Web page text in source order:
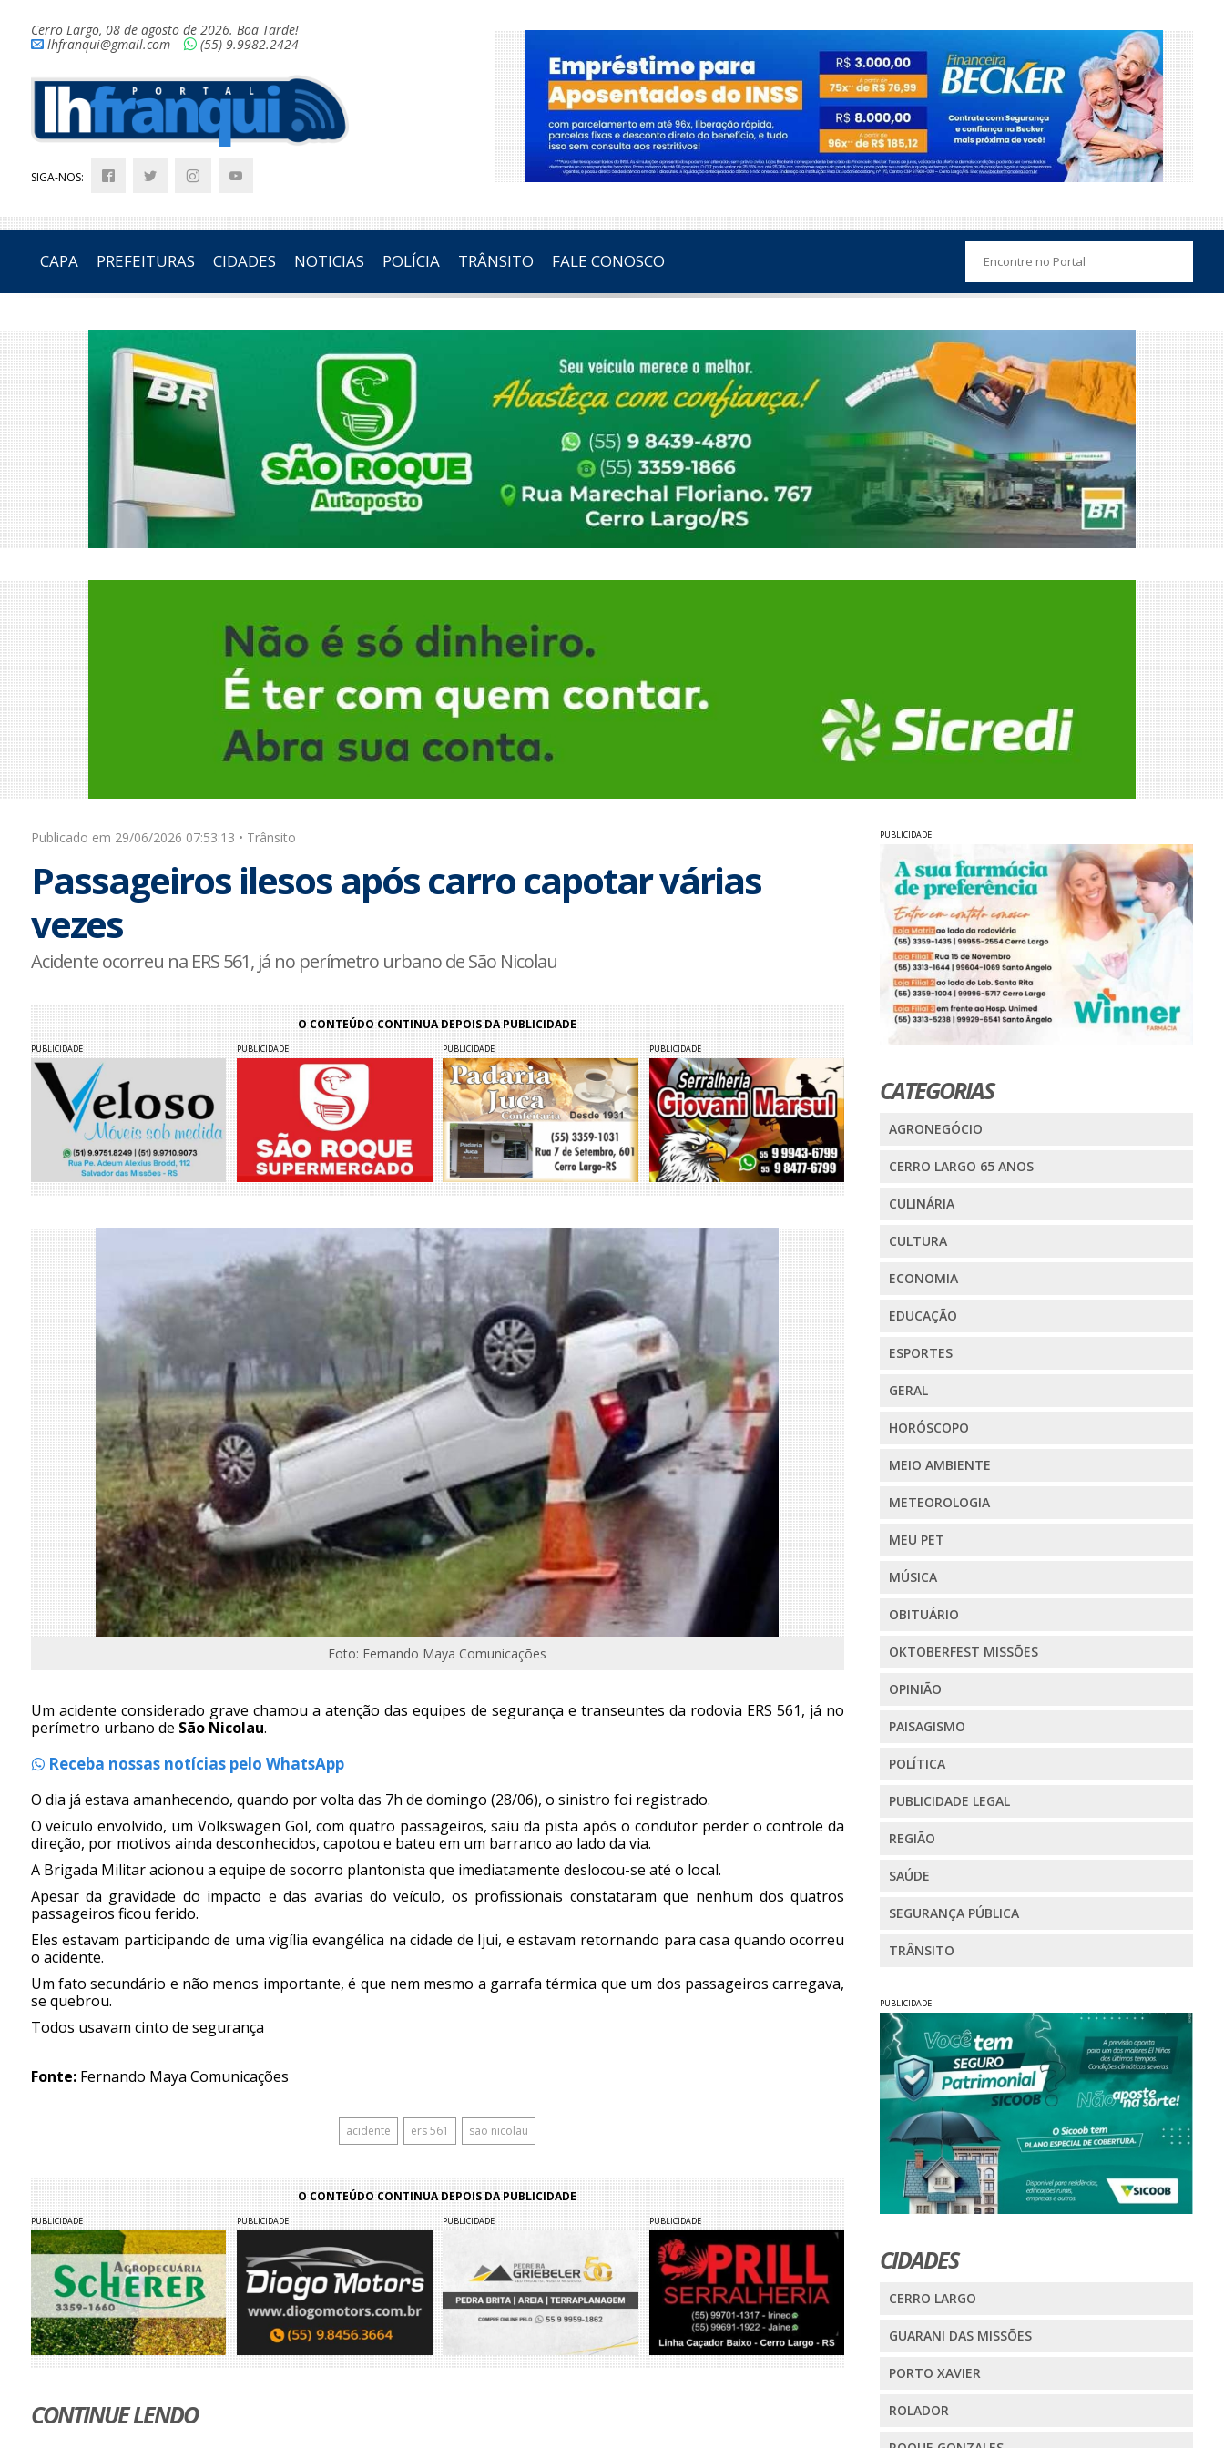
Cerro Largo, 08 de agosto de 2026. Boa Tarde!
lhfranqui@gmail.com
(55) 9.9982.2424
SIGA-NOS:
CAPA PREFEITURAS CIDADES NOTICIAS POLÍCIA TRÂNSITO FALE CONOSCO
Publicado em 29/06/2026 07:53:13 • Trânsito
Passageiros ilesos após carro capotar várias
vezes
Acidente ocorreu na ERS 561, já no perímetro urbano de São Nicolau
O CONTEÚDO CONTINUA DEPOIS DA PUBLICIDADE
PUBLICIDADE PUBLICIDADE PUBLICIDADE PUBLICIDADE
Foto: Fernando Maya Comunicações
Um acidente considerado grave chamou a atenção das equipes de segurança e transeuntes da rodovia ERS 561, já no
perímetro urbano de São Nicolau.
Receba nossas notícias pelo WhatsApp
O dia já estava amanhecendo, quando por volta das 7h de domingo (28/06), o sinistro foi registrado.
O veículo envolvido, um Volkswagen Gol, com quatro passageiros, saiu da pista após o condutor perder o controle da
direção, por motivos ainda desconhecidos, capotou e bateu em um barranco ao lado da via.
A Brigada Militar acionou a equipe de socorro plantonista que imediatamente deslocou-se até o local.
Apesar da gravidade do impacto e das avarias do veículo, os profissionais constataram que nenhum dos quatros
passageiros ficou ferido.
Eles estavam participando de uma vigília evangélica na cidade de Ijui, e estavam retornando para casa quando ocorreu
o acidente.
Um fato secundário e não menos importante, é que nem mesmo a garrafa térmica que um dos passageiros carregava,
se quebrou.
Todos usavam cinto de segurança
Fonte:Fernando Maya Comunicações
acidente ers 561 são nicolau
O CONTEÚDO CONTINUA DEPOIS DA PUBLICIDADE
PUBLICIDADE PUBLICIDADE PUBLICIDADE PUBLICIDADE
CONTINUE LENDO
PUBLICIDADE
CATEGORIAS
AGRONEGÓCIO
CERRO LARGO 65 ANOS
CULINÁRIA
CULTURA
ECONOMIA
EDUCAÇÃO
ESPORTES
GERAL
HORÓSCOPO
MEIO AMBIENTE
METEOROLOGIA
MEU PET
MÚSICA
OBITUÁRIO
OKTOBERFEST MISSÕES
OPINIÃO
PAISAGISMO
POLÍTICA
PUBLICIDADE LEGAL
REGIÃO
SAÚDE
SEGURANÇA PÚBLICA
TRÂNSITO
PUBLICIDADE
CIDADES
CERRO LARGO
GUARANI DAS MISSÕES
PORTO XAVIER
ROLADOR